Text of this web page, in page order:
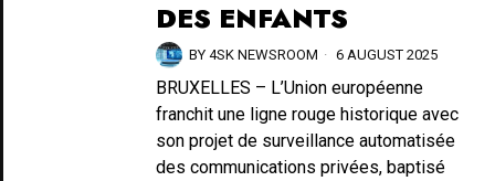
DES ENFANTS
BY 4SK NEWSROOM 6 AUGUST 2025
BRUXELLES – L’Union européenne
franchit une ligne rouge historique avec
son projet de surveillance automatisée
des communications privées, baptisé